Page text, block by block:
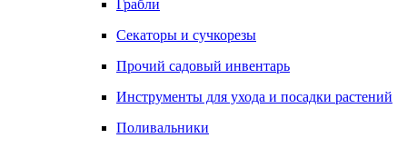
Грабли
Секаторы и сучкорезы
Прочий садовый инвентарь
Инструменты для ухода и посадки растений
Поливальники